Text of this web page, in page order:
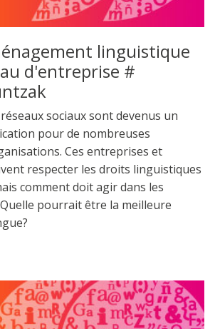
linguistique
d'entreprise #
sociaux sont devenus un
pour de nombreuses
Ces entreprises et
respecter les droits linguistiques
comment doit agir dans les
pourrait être la meilleure